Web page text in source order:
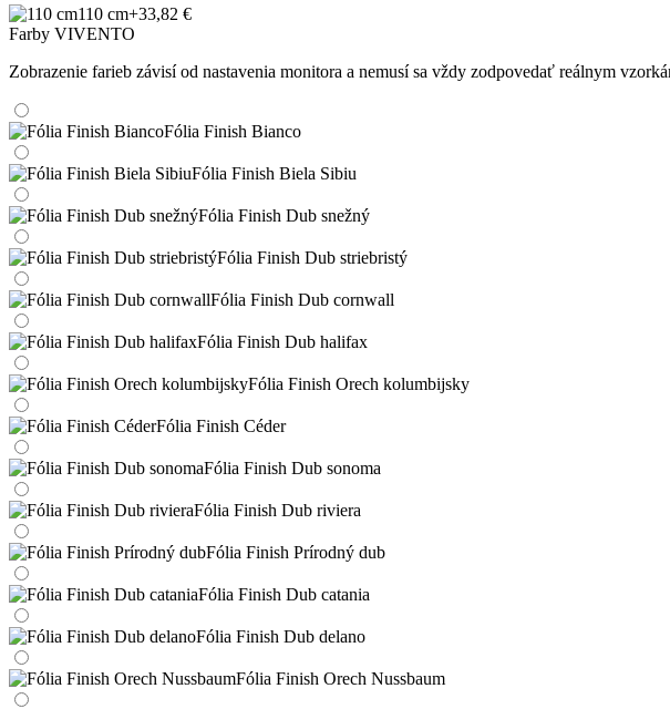
110 cm+33,82 €
Farby VIVENTO
Zobrazenie farieb závisí od nastavenia monitora a nemusí sa vždy zodpovedať reálnym
Fólia Finish Bianco
Fólia Finish Biela Sibiu
Fólia Finish Dub snežný
Fólia Finish Dub striebristý
Fólia Finish Dub cornwall
Fólia Finish Dub halifax
Fólia Finish Orech kolumbijsky
Fólia Finish Céder
Fólia Finish Dub sonoma
Fólia Finish Dub riviera
Fólia Finish Prírodný dub
Fólia Finish Dub catania
Fólia Finish Dub delano
Fólia Finish Orech Nussbaum